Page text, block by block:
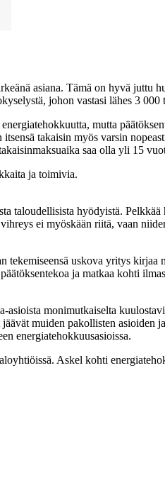
asiana. Tämä on hyvä
johon vastasi lähes 3 000
mutta
takaisin myös varsin
saa olla yli 15
ja toimivia.
taloudellisista hyödyistä.
ei myöskään riitä, vaan
uskova yritys
ja matkaa kohti
monimutkaiselta
muiden pakollisten
energiatehokkuusasioissa.
Askel kohti